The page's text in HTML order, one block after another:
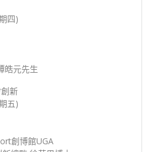
四)
皓元先生
新
五)
創博館UGA